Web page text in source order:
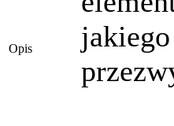
Opis